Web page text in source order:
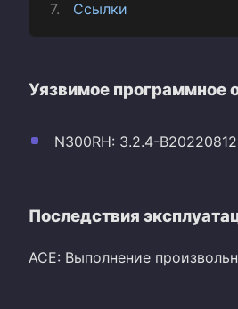
Ссылки
Уязвимое программное
N300RH: 3.2.4-B20220812
Последствия
ACE: Выполнение